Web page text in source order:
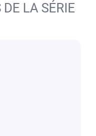
LA SÉRIE